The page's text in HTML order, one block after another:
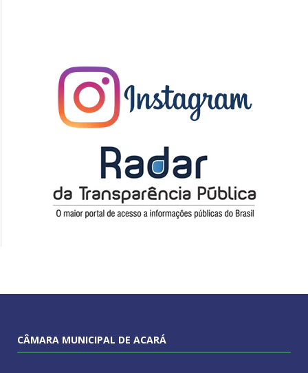
CÂMARA MUNICIPAL DE ACARÁ